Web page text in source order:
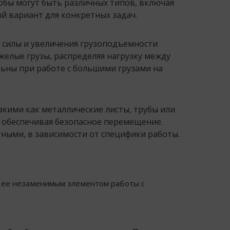
могут быть различных типов, включая
вариант для конкретных задач.
и увеличения грузоподъемности
грузы, распределяя нагрузку между
при работе с большими грузами на
как металлические листы, трубы или
безопасное перемещение.
в зависимости от специфики работы.
незаменимым элементом работы с